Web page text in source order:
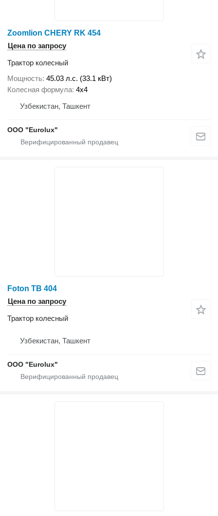
Zoomlion CHERY RK 454
Цена по запросу
Трактор колесный
Мощность 45.03 л.с. (33.1 кВт)
Колесная формула 4x4
Узбекистан, Ташкент
ООО "Eurolux"
Foton TB 404
Цена по запросу
Трактор колесный
Узбекистан, Ташкент
ООО "Eurolux"